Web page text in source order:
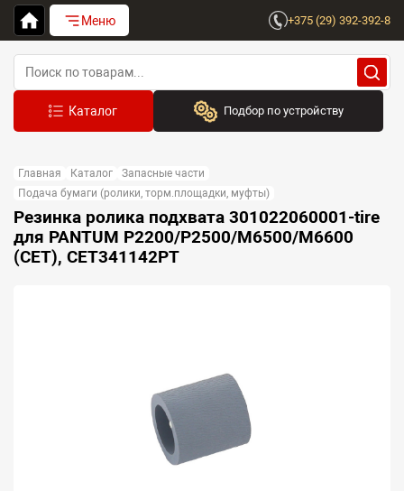
Меню +375 (29) 392-392-8
Подбор по устройству
Выберите бренд
Устройство:
Сначала выберите бренд
Главная Каталог
Запасные части
Подача бумаги (ролики, торм.площадки, муфты)
Резинка ролика подхвата 301022060001-tire
для PANTUM P2200/P2500/M6500/M6600
(CET), CET341142PT